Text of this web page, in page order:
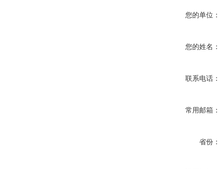
您的单位：
您的姓名：
联系电话：
常用邮箱：
省份：